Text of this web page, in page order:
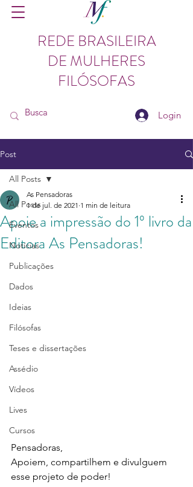
REDE BRASILEIRA
DE MULHERES
FILÓSOFAS
Login
Post
All Posts
Eventos
Notícias
Publicações
Dados
Ideias
Filósofas
Teses e dissertações
Assédio
Vídeos
Lives
Cursos
All Posts
Apoie a impressão do 1º livro da
Editora As Pensadoras!
As Pensadoras
1 de jul. de 2021 1 min de leitura
Pensadoras,
Apoiem, compartilhem e divulguem
esse projeto de poder!